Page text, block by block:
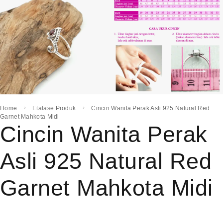
Home Etalase Produk
Cincin Wanita Perak Asli 925 Natural Red
Garnet Mahkota Midi
Cincin Wanita Perak
Asli 925 Natural Red
Garnet Mahkota Midi